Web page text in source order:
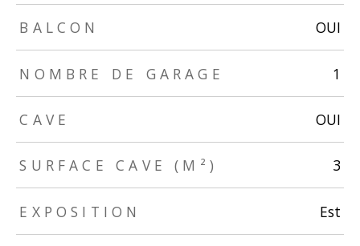
BALCON OUI
NOMBRE DE GARAGE 1
CAVE OUI
SURFACE CAVE (M²) 3
EXPOSITION Est